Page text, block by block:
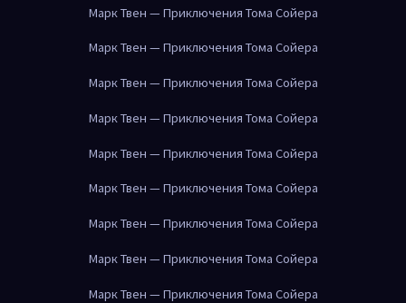
Марк Твен — Приключения Тома Сойера
Марк Твен — Приключения Тома Сойера
Марк Твен — Приключения Тома Сойера
Марк Твен — Приключения Тома Сойера
Марк Твен — Приключения Тома Сойера
Марк Твен — Приключения Тома Сойера
Марк Твен — Приключения Тома Сойера
Марк Твен — Приключения Тома Сойера
Марк Твен — Приключения Тома Сойера